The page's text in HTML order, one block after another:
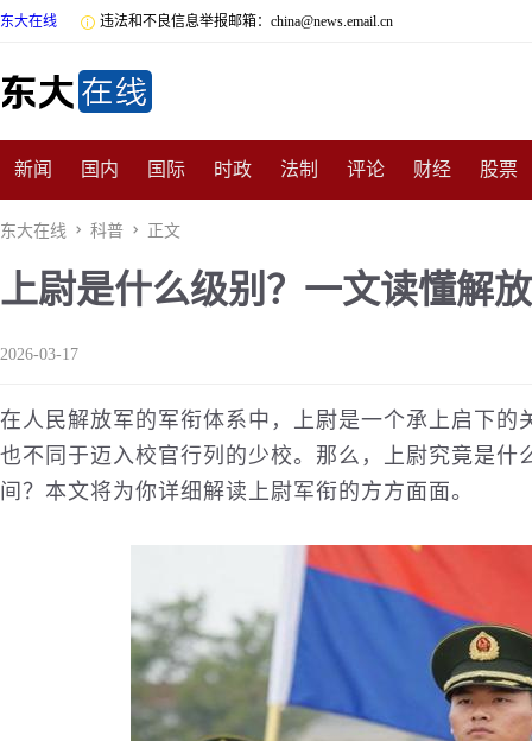
东大在线  违法和不良信息举报邮箱：china@news.email.cn
新闻 国内 国际 时政 法制 评论 财经 股票
数码 民俗 招商
非遗 公益 娱乐 游戏 影视 明星 时尚 体育
东大在线  科普  正文
上尉是什么级别？一文读懂解
2026-03-17
在人民解放军的军衔体系中，上尉是一个承上启下
也不同于迈入校官行列的少校。那么，上尉究竟是
间？本文将为你详细解读上尉军衔的方方面面。